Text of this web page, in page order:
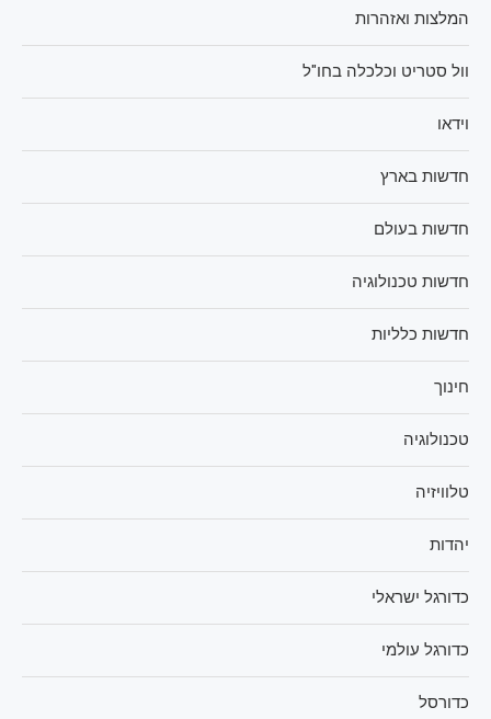
המלצות ואזהרות
וול סטריט וכלכלה בחו"ל
וידאו
חדשות בארץ
חדשות בעולם
חדשות טכנולוגיה
חדשות כלליות
חינוך
טכנולוגיה
טלוויזיה
יהדות
כדורגל ישראלי
כדורגל עולמי
כדורסל